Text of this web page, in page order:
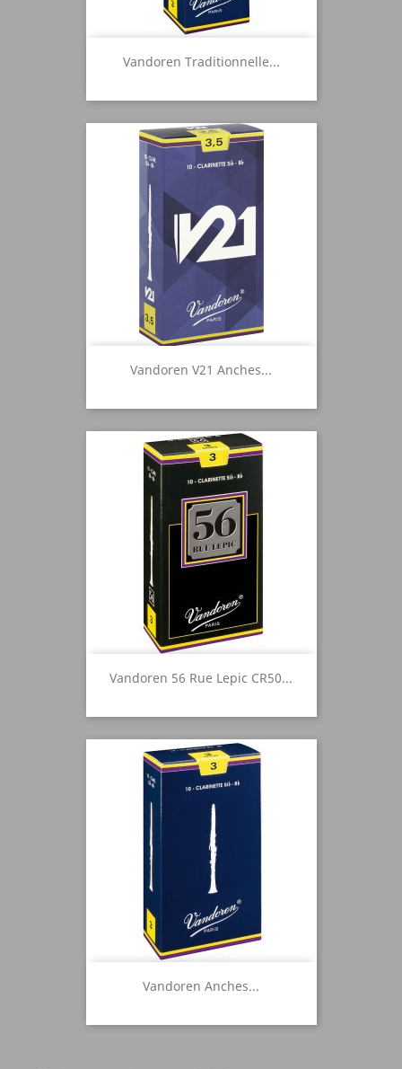
Vandoren Traditionnelle...
Vandoren V21 Anches...
Vandoren 56 Rue Lepic CR50...
Vandoren Anches...